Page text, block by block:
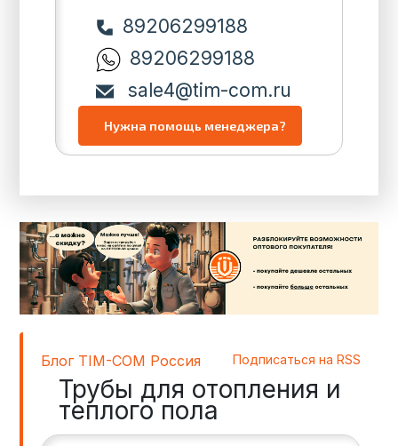
89206299188
89206299188
sale4@tim-com.ru
Блог TIM-COM Россия Подписаться на RSS
Трубы для отопления и
теплого пола